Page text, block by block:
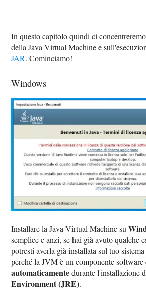
In questo capitolo quindi ci
della Java Virtual Machine e
JAR. Cominciamo!
Windows
Installare la Java Virtual Machine su
semplice e anzi, se hai già avuto qualche
potresti averla già installata sul tuo
perché la JVM è un componente
automaticamentedurante l'installazione
Environment (JRE).